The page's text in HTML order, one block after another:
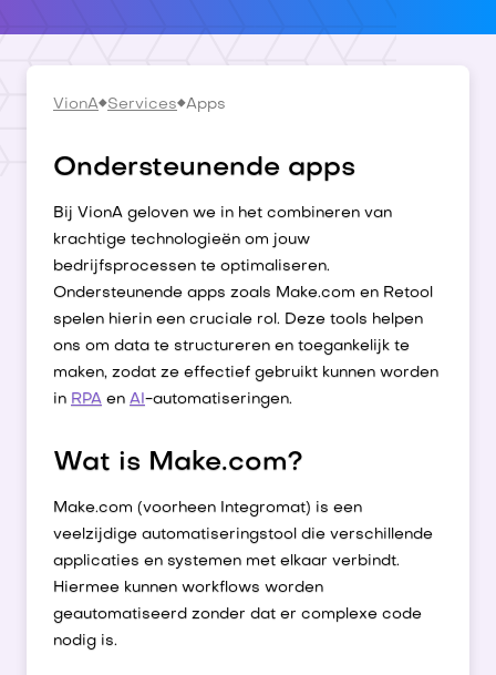
VionA Services Apps
Ondersteunende apps
Bij VionA geloven we in het combineren van
krachtige technologieën om jouw
bedrijfsprocessen te optimaliseren.
Ondersteunende apps zoals Make.com en Retool
spelen hierin een cruciale rol. Deze tools helpen
ons om data te structureren en toegankelijk te
maken, zodat ze effectief gebruikt kunnen worden
in RPA en AI-automatiseringen.
Wat is Make.com?
Make.com (voorheen Integromat) is een
veelzijdige automatiseringstool die verschillende
applicaties en systemen met elkaar verbindt.
Hiermee kunnen workflows worden
geautomatiseerd zonder dat er complexe code
nodig is.